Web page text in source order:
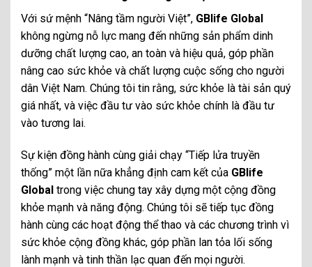
Với sứ mệnh “Nâng tầm người Việt”, GBlife Global
không ngừng nỗ lực mang đến những sản phẩm dinh
dưỡng chất lượng cao, an toàn và hiệu quả, góp phần
nâng cao sức khỏe và chất lượng cuộc sống cho người
dân Việt Nam. Chúng tôi tin rằng, sức khỏe là tài sản quý
giá nhất, và việc đầu tư vào sức khỏe chính là đầu tư
vào tương lai.
Sự kiện đồng hành cùng giải chạy “Tiếp lửa truyền
thống” một lần nữa khẳng định cam kết của GBlife
Global trong việc chung tay xây dựng một cộng đồng
khỏe mạnh và năng động. Chúng tôi sẽ tiếp tục đồng
hành cùng các hoạt động thể thao và các chương trình vì
sức khỏe cộng đồng khác, góp phần lan tỏa lối sống
lành mạnh và tinh thần lạc quan đến mọi người.